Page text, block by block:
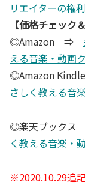
リエイターの権
【価格チェック
◎Amazon ⇒
える音楽・動画
◎Amazon
さしく教える音
◎楽天ブック
く教える音楽・
※2020.10.29追